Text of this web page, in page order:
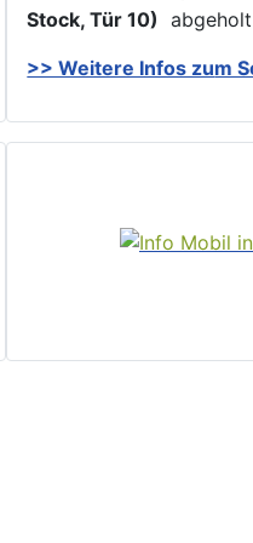
Stock, Tür 10)
>> Weitere Infos zum